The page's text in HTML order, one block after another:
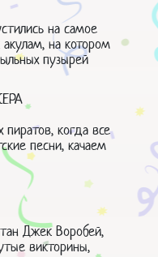
на самое
на котором
пузырей
пиратов, когда все
песни, качаем
Джек Воробей,
викторины,